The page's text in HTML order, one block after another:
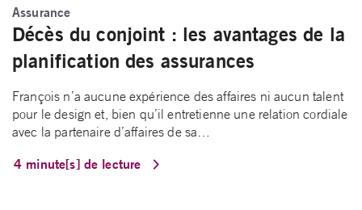
Assurance
Décès du conjoint : les avantages de la
planification des assurances
François n’a aucune expérience des affaires ni aucun talent
pour le design et, bien qu’il entretienne une relation cordiale
avec la partenaire d’affaires de sa…
4 minute[s] de lecture